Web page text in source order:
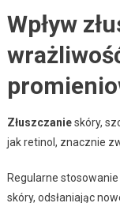
Wpływ
Złuszczanieskóry,
jak retinol, znacznie
Regularne
skóry, odsłaniając